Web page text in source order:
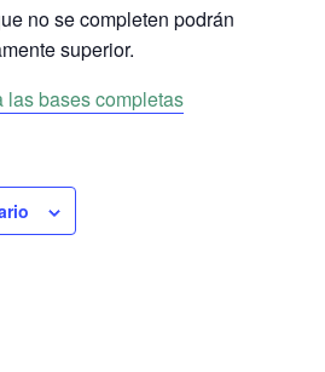
no se completen podrán
superior.
las bases completas